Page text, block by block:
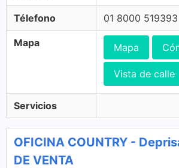
Télefono 01 8000 519393
Mapa Mapa
Vista de calle
Servicios
OFICINA COUNTRY -
DE VENTA